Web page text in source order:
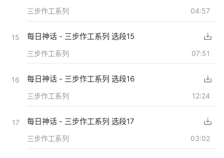
三步作工系列 04:57
15 每日神话 - 三步作工系列 选段15
三步作工系列 07:51
16 每日神话 - 三步作工系列 选段16
三步作工系列 12:24
17 每日神话 - 三步作工系列 选段17
三步作工系列 03:02